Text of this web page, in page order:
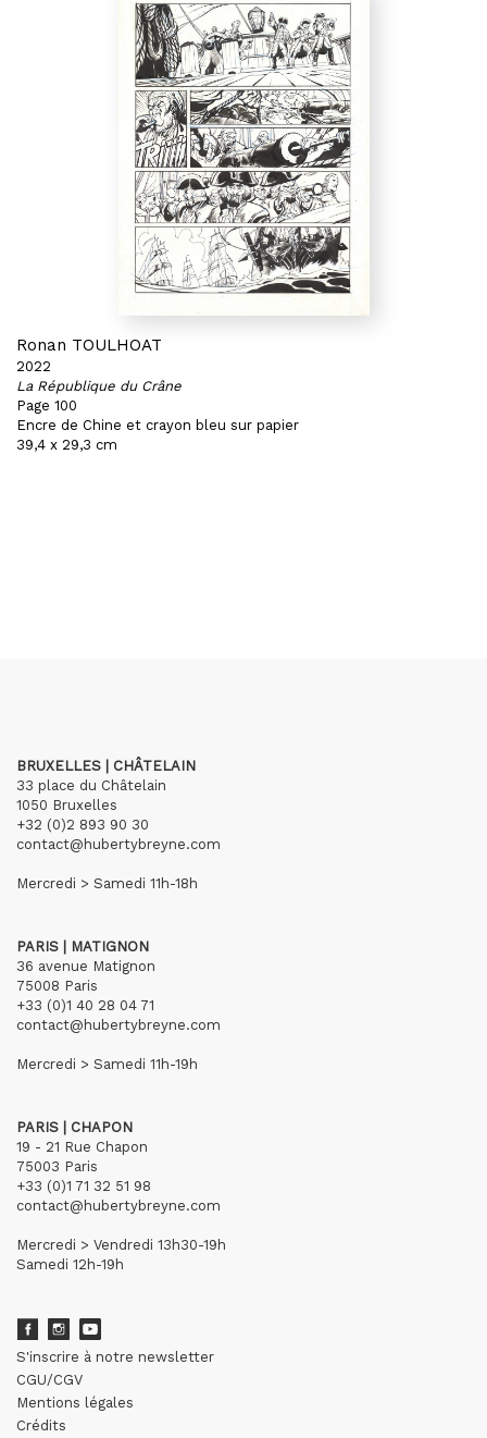
Ronan TOULHOAT
2022
La République du Crâne
Page 100
Encre de Chine et crayon bleu sur papier
39,4 x 29,3 cm
BRUXELLES | CHÂTELAIN
33 place du Châtelain
1050 Bruxelles
+32 (0)2 893 90 30
contact@hubertybreyne.com
Mercredi > Samedi 11h-18h
PARIS | MATIGNON
36 avenue Matignon
75008 Paris
+33 (0)1 40 28 04 71
contact@hubertybreyne.com
Mercredi > Samedi 11h-19h
PARIS | CHAPON
19 - 21 Rue Chapon
75003 Paris
+33 (0)1 71 32 51 98
contact@hubertybreyne.com
Mercredi > Vendredi 13h30-19h
Samedi 12h-19h
S'inscrire à notre newsletter
CGU/CGV
Mentions légales
Crédits